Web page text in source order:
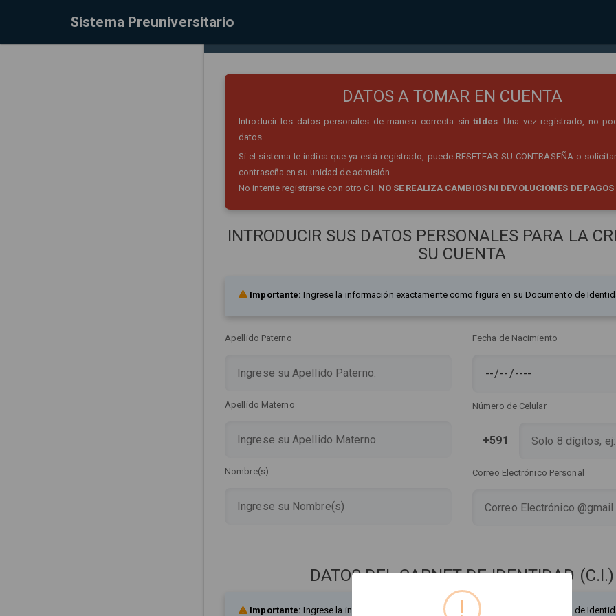
Sistema Preuniversitario
DATOS A TOMAR EN CUENTA
Introducir los datos personales de manera correcta sintildes. Una vez registrado, no
datos.
Si el sistema le indica que ya está registrado, puede RESETEAR SU CONTRASEÑA o
contraseña en su unidad de admisión.
No intente registrarse con otro C.I. NO SE REALIZA CAMBIOS NI DEVOLUCIONES DE
INTRODUCIR SUS DATOS PERSONALES PARA LA
SU CUENTA
Importante: Ingrese la información exactamente como figura en su Documento de
Apellido Paterno
Apellido Materno
Nombre(s)
Fecha de Nacimiento
Número de Celular
+591
Correo Electrónico Personal
DATOS DEL CARNET DE IDENTIDAD (C.I.)
Importante: Ingrese la información exactamente como figura en su Documento de
!